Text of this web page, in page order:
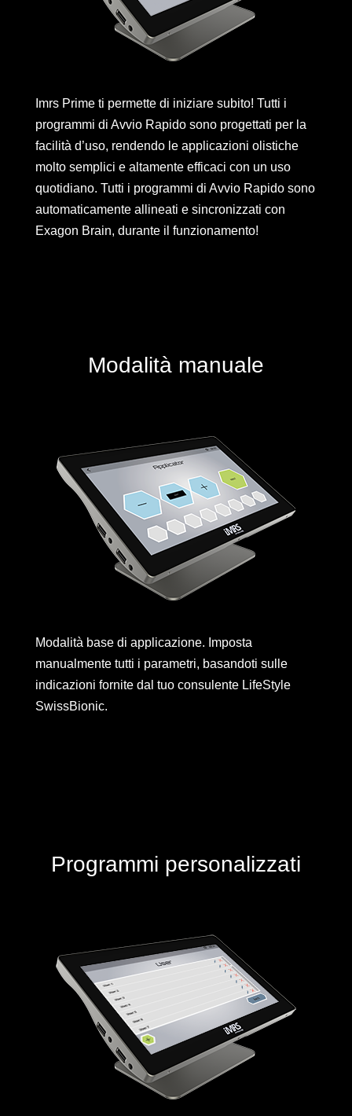
Imrs Prime ti permette di iniziare subito! Tutti i
programmi di Avvio Rapido sono progettati per la
facilità d’uso, rendendo le applicazioni olistiche
molto semplici e altamente efficaci con un uso
quotidiano. Tutti i programmi di Avvio Rapido sono
automaticamente allineati e sincronizzati con
Exagon Brain, durante il funzionamento!
Modalità manuale
Modalità base di applicazione. Imposta
manualmente tutti i parametri, basandoti sulle
indicazioni fornite dal tuo consulente LifeStyle
SwissBionic.
Programmi personalizzati